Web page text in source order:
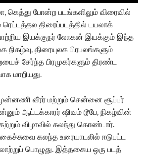
கெத்து போன்ற படங்களிலும் விரைவில்
ரெட்டத்தல திரைப்படத்தில் டயலாக்
இயக்குநர் லோகன் இயக்கும் இந்த
நிகழ்வு, திரையுலக பிரபலங்களும்
சேர்ந்த பிரமுகர்களும் திரண்ட
மாறியது.
வீரர் மற்றும் சென்னை சூப்பர்
ஆட்டக்காரர் ஷிவம் டூபே, நிகழ்வின்
விழாவில் கலந்து கொண்டார்.
கலந்த உரையாடலில் ஈடுபட்ட
பொழுது. இத்தகைய ஒரு படத்